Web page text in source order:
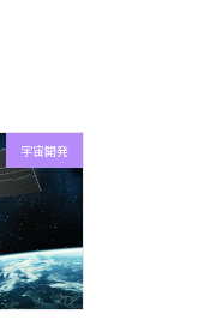
宇宙開発